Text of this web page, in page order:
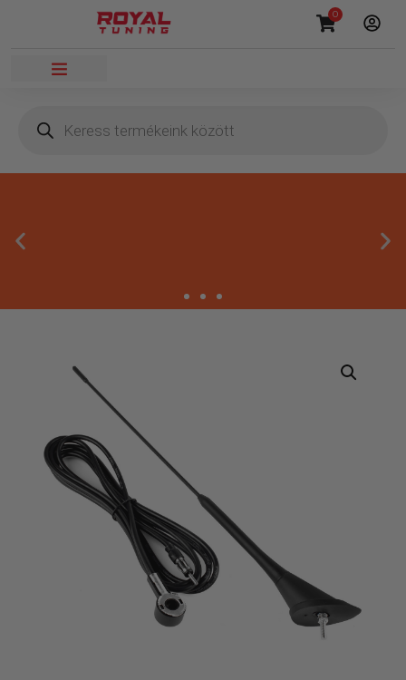
0
Kínálatunkban kizárólag olyan termékek
szerepelnek, amelyekben mi is bízunk.